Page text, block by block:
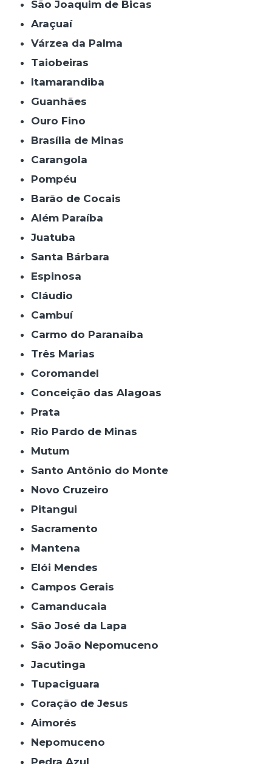
São Joaquim de Bicas
Araçuaí
Várzea da Palma
Taiobeiras
Itamarandiba
Guanhães
Ouro Fino
Brasília de Minas
Carangola
Pompéu
Barão de Cocais
Além Paraíba
Juatuba
Santa Bárbara
Espinosa
Cláudio
Cambuí
Carmo do Paranaíba
Três Marias
Coromandel
Conceição das Alagoas
Prata
Rio Pardo de Minas
Mutum
Santo Antônio do Monte
Novo Cruzeiro
Pitangui
Sacramento
Mantena
Elói Mendes
Campos Gerais
Camanducaia
São José da Lapa
São João Nepomuceno
Jacutinga
Tupaciguara
Coração de Jesus
Aimorés
Nepomuceno